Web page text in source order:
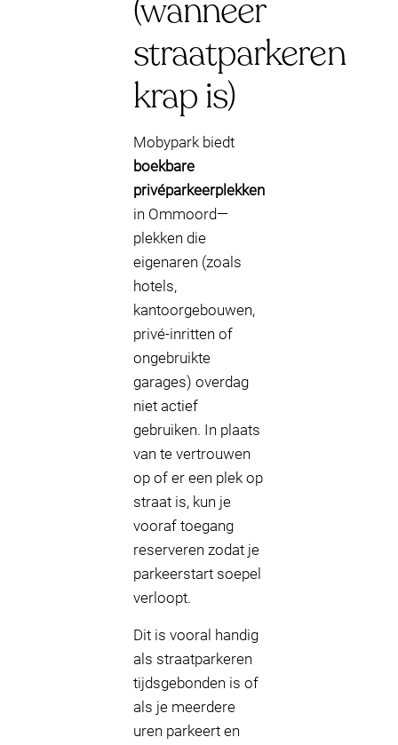
(wanneer
straatparkeren
krap is)
Mobypark biedt
boekbare
privéparkeerplekken
in Ommoord—
plekken die
eigenaren (zoals
hotels,
kantoorgebouwen,
privé-inritten of
ongebruikte
garages) overdag
niet actief
gebruiken. In plaats
van te vertrouwen
op of er een plek op
straat is, kun je
vooraf toegang
reserveren zodat je
parkeerstart soepel
verloopt.
Dit is vooral handig
als straatparkeren
tijdsgebonden is of
als je meerdere
uren parkeert en